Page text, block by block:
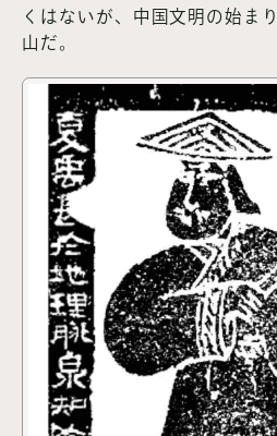
くはないが、中国文明の始ま
山だ。